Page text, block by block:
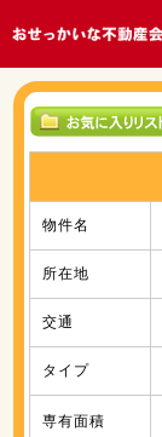
物件名
所在地
交通
タイプ
専有面積